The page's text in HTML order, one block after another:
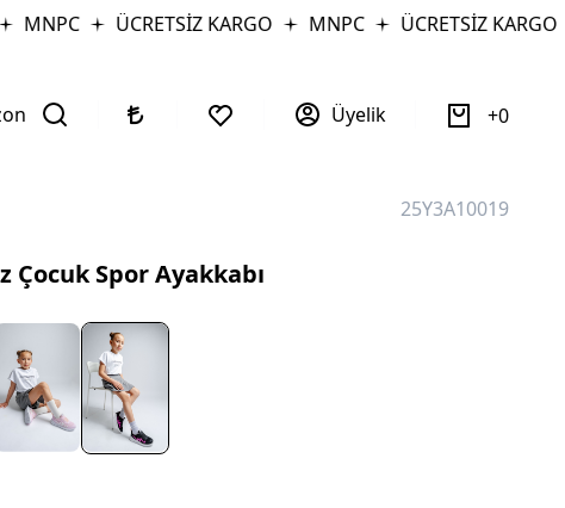
MNPC ÜCRETSİZ KARGO MNPC ÜCRETSİZ KARGO
Üyelik 0
25Y3A10019
Çocuk Spor Ayakkabı